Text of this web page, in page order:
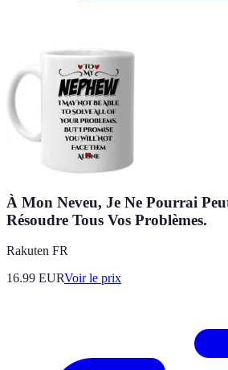
À Mon Neveu, Je Ne Pourrai
Résoudre Tous Vos Problèmes.
Rakuten FR
16.99 EURVoir le prix